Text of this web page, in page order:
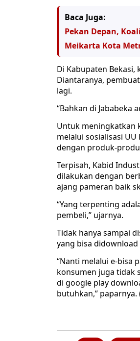
Baca Juga:
Pekan Depan,
Meikarta Kota
Di Kabupaten Bekasi,
Diantaranya,
lagi.
“Bahkan di Jababeka
Untuk meningkatkan
melalui sosialisasi
dengan produk-
Terpisah, Kabid
dilakukan dengan
ajang pameran baik
“Yang terpenting
pembeli,” ujarnya.
Tidak hanya sampai
yang bisa didownload
“Nanti melalui e-bisa
konsumen juga tidak
di google play
butuhkan,” paparnya.